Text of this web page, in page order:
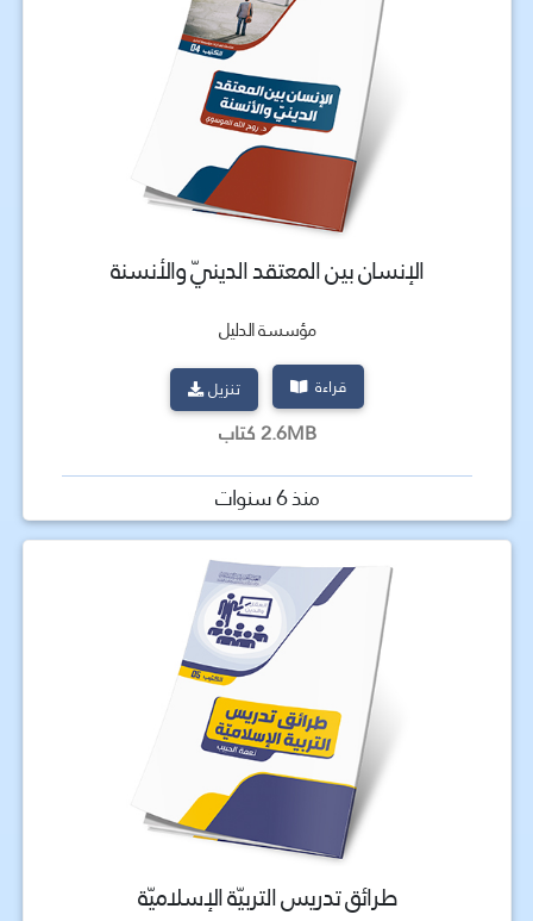
الإنسان بين المعتقد الدينيّ والأنسنة
مؤسسة الدليل
قراءة تنزيل
2.6MB كتاب
منذ 6 سنوات
طرائق تدريس التربيّة الإسلاميّة